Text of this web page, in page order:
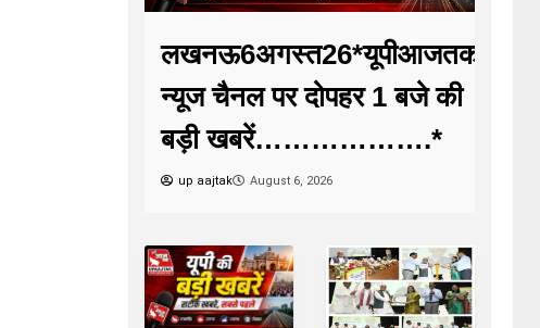
लखनऊ6अगस्त26*यूपीआजतक
न्यूज चैनल पर दोपहर 1 बजे की
बड़ी खबरें……………….*
up aajtak August 6, 2026